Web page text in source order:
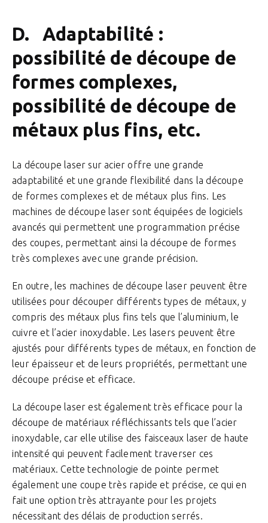
D. Adaptabilité :
possibilité de découpe de
formes complexes,
possibilité de découpe de
métaux plus fins, etc.
La découpe laser sur acier offre une grande
adaptabilité et une grande flexibilité dans la découpe
de formes complexes et de métaux plus fins. Les
machines de découpe laser sont équipées de logiciels
avancés qui permettent une programmation précise
des coupes, permettant ainsi la découpe de formes
très complexes avec une grande précision.
En outre, les machines de découpe laser peuvent être
utilisées pour découper différents types de métaux, y
compris des métaux plus fins tels que l’aluminium, le
cuivre et l’acier inoxydable. Les lasers peuvent être
ajustés pour différents types de métaux, en fonction de
leur épaisseur et de leurs propriétés, permettant une
découpe précise et efficace.
La découpe laser est également très efficace pour la
découpe de matériaux réfléchissants tels que l’acier
inoxydable, car elle utilise des faisceaux laser de haute
intensité qui peuvent facilement traverser ces
matériaux. Cette technologie de pointe permet
également une coupe très rapide et précise, ce qui en
fait une option très attrayante pour les projets
nécessitant des délais de production serrés.